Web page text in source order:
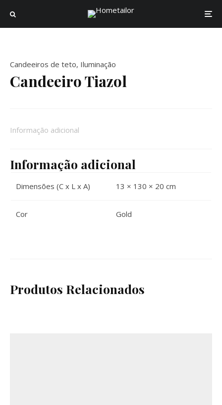
Candeeiros de teto, Iluminação
Candeeiro Tiazol
Informação adicional
Informação adicional
Dimensões (C x L x A) 13 × 130 × 20 cm
Cor Gold
Produtos Relacionados